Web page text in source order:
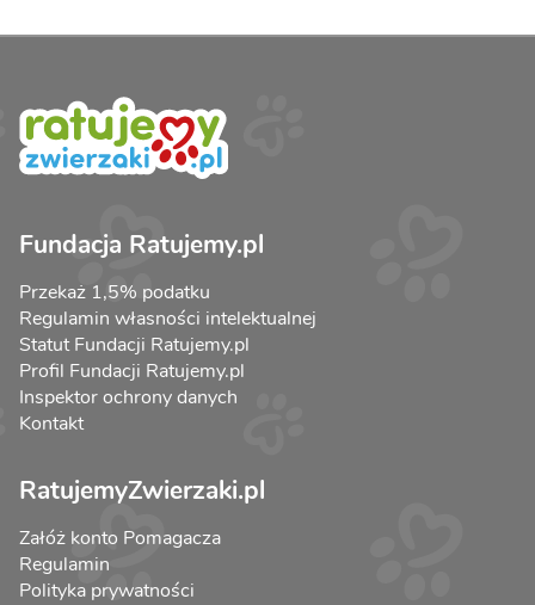
Fundacja Ratujemy.pl
Przekaż 1,5% podatku
Regulamin własności intelektualnej
Statut Fundacji Ratujemy.pl
Profil Fundacji Ratujemy.pl
Inspektor ochrony danych
Kontakt
RatujemyZwierzaki.pl
Załóż konto Pomagacza
Regulamin
Polityka prywatności